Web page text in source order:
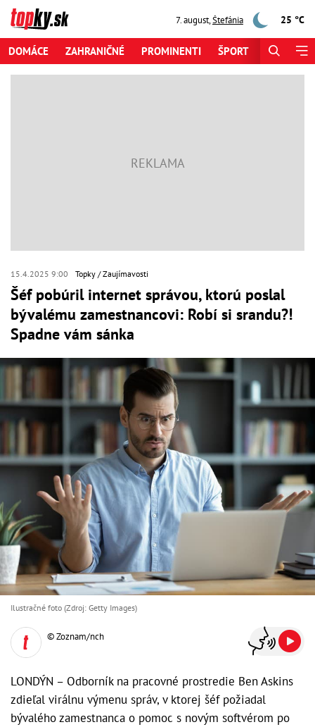
7. august,Štefánia 25 °C
DOMÁCE ZAHRANIČNÉ PROMINENTI ŠPORT
15.4.2025 9:00 Topky Zaujímavosti
Šéf pobúril internet správou, ktorú poslal
bývalému zamestnancovi: Robí si srandu?!
Spadne vám sánka
Ilustračné foto (Zdroj: Getty Images)
© Zoznam/nch
LONDÝN – Odborník na pracovné prostredie Ben Askins
zdieľal virálnu výmenu správ, v ktorej šéf požiadal
bývalého zamestnanca o pomoc s novým softvérom po